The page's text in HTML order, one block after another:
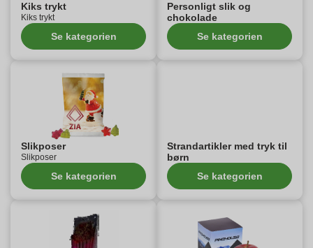
Kiks trykt
Kiks trykt
Se kategorien
Personligt slik og
chokolade
Se kategorien
Slikposer
Slikposer
Se kategorien
Strandartikler med tryk til
børn
Se kategorien